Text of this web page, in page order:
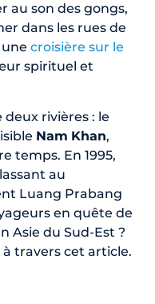
au son des gongs,
dans les rues de
croisière sur le
spirituel et
rivières : le
Nam Khan,
temps. En 1995,
au
Luang Prabang
en quête de
Asie du Sud-Est ?
travers cet article.